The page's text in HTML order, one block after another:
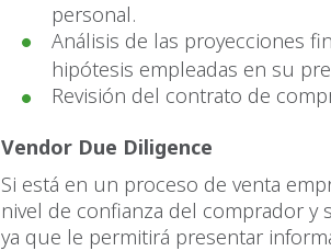
personal.
Análisis de las proyecciones
hipótesis empleadas en su
Revisión del contrato de
Vendor Due Diligence
Si está en un proceso de venta
nivel de confianza del comprador y
ya que le permitirá presentar